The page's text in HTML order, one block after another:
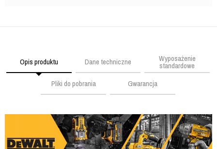
Opis produktu Dane techniczne Wyposażenie
standardowe
Pliki do pobrania
Gwarancja